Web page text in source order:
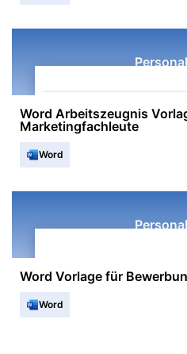
Word Arbeitszeugnis
Marketingfachleute
Word
Word Vorlage für
Word